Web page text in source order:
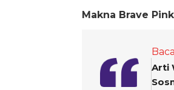
Makna Brave
Arti